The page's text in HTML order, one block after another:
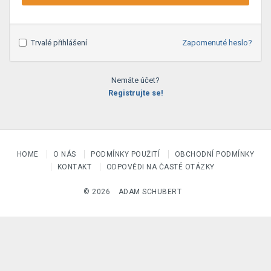
Trvalé přihlášení Zapomenuté heslo?
Nemáte účet?
Registrujte se!
HOME O NÁS PODMÍNKY POUŽITÍ
OBCHODNÍ PODMÍNKY
KONTAKT
ODPOVĚDI NA ČASTÉ OTÁZKY
© 2026 ADAM SCHUBERT